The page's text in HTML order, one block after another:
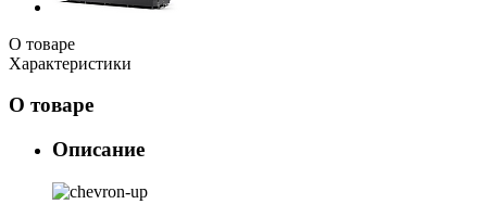
О товаре
Характеристики
О товаре
Описание